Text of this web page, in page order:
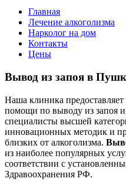
Главная
Лечение алкоголизма
Нарколог на дом
Контакты
Цены
Вывод из запоя в
Наша клиника
помощи по выводу из запоя
специалисты высшей
инновационных методик и
близких от алкоголизма.
из наиболее популярных
соответствии с
Здравоохранения РФ.